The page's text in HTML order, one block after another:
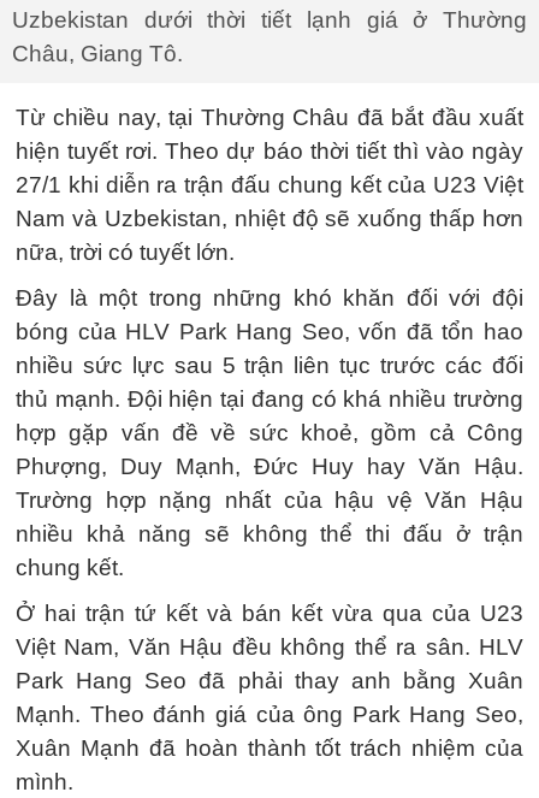
Uzbekistan dưới thời tiết lạnh giá ở Thường
Châu, Giang Tô.
Từ chiều nay, tại Thường Châu đã bắt đầu xuất
hiện tuyết rơi. Theo dự báo thời tiết thì vào ngày
27/1 khi diễn ra trận đấu chung kết của U23 Việt
Nam và Uzbekistan, nhiệt độ sẽ xuống thấp hơn
nữa, trời có tuyết lớn.
Đây là một trong những khó khăn đối với đội
bóng của HLV Park Hang Seo, vốn đã tổn hao
nhiều sức lực sau 5 trận liên tục trước các đối
thủ mạnh. Đội hiện tại đang có khá nhiều trường
hợp gặp vấn đề về sức khoẻ, gồm cả Công
Phượng, Duy Mạnh, Đức Huy hay Văn Hậu.
Trường hợp nặng nhất của hậu vệ Văn Hậu
nhiều khả năng sẽ không thể thi đấu ở trận
chung kết.
Ở hai trận tứ kết và bán kết vừa qua của U23
Việt Nam, Văn Hậu đều không thể ra sân. HLV
Park Hang Seo đã phải thay anh bằng Xuân
Mạnh. Theo đánh giá của ông Park Hang Seo,
Xuân Mạnh đã hoàn thành tốt trách nhiệm của
mình.